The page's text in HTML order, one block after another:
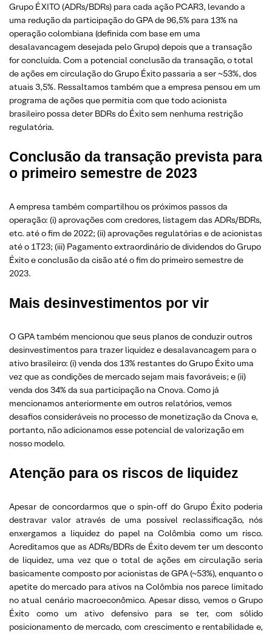
Grupo ÉXITO (ADRs/BDRs) para cada ação PCAR3, levando a
uma redução da participação do GPA de 96,5% para 13% na
operação colombiana (definida com base em uma
desalavancagem desejada pelo Grupo) depois que a transação
for concluída. Com a potencial conclusão da transação, o total
de ações em circulação do Grupo Éxito passaria a ser ~53%, dos
atuais 3,5%. Ressaltamos também que a empresa pensou em um
programa de ações que permitia com que todo acionista
brasileiro possa deter BDRs do Éxito sem nenhuma restrição
regulatória.
Conclusão da transação prevista para
o primeiro semestre de 2023
A empresa também compartilhou os próximos passos da
operação: (i) aprovações com credores, listagem das ADRs/BDRs,
etc. até o fim de 2022; (ii) aprovações regulatórias e de acionistas
até o 1T23; (iii) Pagamento extraordinário de dividendos do Grupo
Éxito e conclusão da cisão até o fim do primeiro semestre de
2023.
Mais desinvestimentos por vir
O GPA também mencionou que seus planos de conduzir outros
desinvestimentos para trazer liquidez e desalavancagem para o
ativo brasileiro: (i) venda dos 13% restantes do Grupo Éxito uma
vez que as condições de mercado sejam mais favoráveis; e (ii)
venda dos 34% da sua participação na Cnova. Como já
mencionamos anteriormente em outros relatórios, vemos
desafios consideráveis no processo de monetização da Cnova e,
portanto, não adicionamos esse potencial de valorização em
nosso modelo.
Atenção para os riscos de liquidez
Apesar de concordarmos que o spin-off do Grupo Éxito poderia
destravar valor através de uma possível reclassificação, nós
enxergamos a liquidez do papel na Colômbia como um risco.
Acreditamos que as ADRs/BDRs de Éxito devem ter um desconto
de liquidez, uma vez que o total de ações em circulação seria
basicamente composto por acionistas de GPA (~53%), enquanto o
apetite do mercado para ativos na Colômbia nos parece limitado
no atual cenário macroeconômico. Apesar disso, vemos o Grupo
Éxito como um ativo defensivo para se ter, com sólido
posicionamento de mercado, com crescimento e rentabilidade e,